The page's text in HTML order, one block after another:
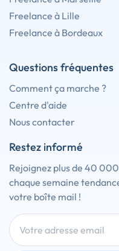
Freelance à Lille
Freelance à Bordeaux
Questions fréquentes
Comment ça marche ?
Centre d'aide
Nous contacter
Restez informé
Rejoignez plus de 40
chaque semaine
votre boîte mail !